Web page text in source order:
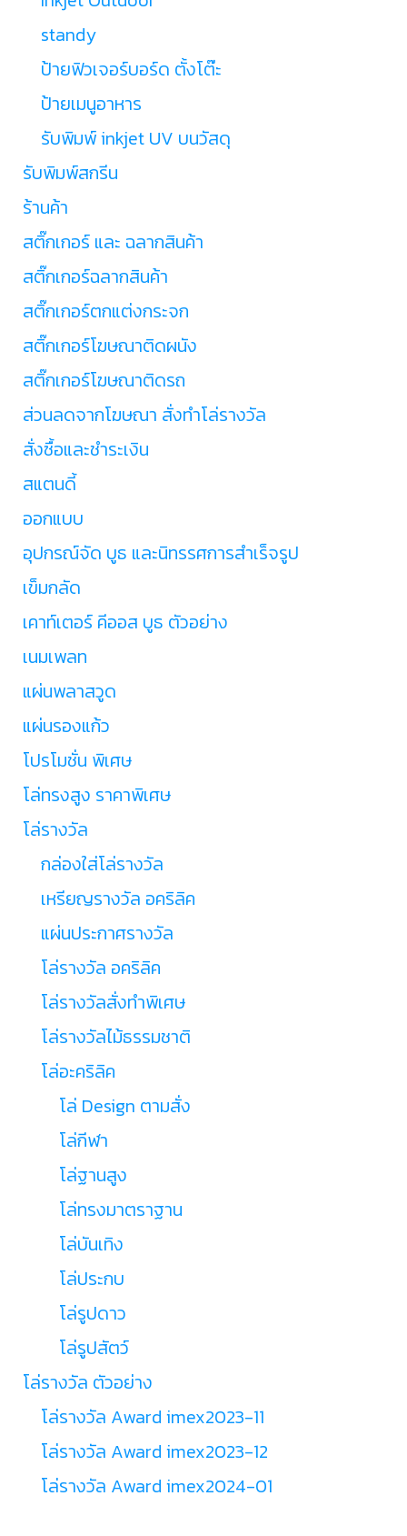
standy
ป้ายฟิวเจอร์บอร์ด ตั้งโต๊ะ
ป้ายเมนูอาหาร
รับพิมพ์ inkjet UV บนวัสดุ
รับพิมพ์สกรีน
ร้านค้า
สติ๊กเกอร์ และ ฉลากสินค้า
สติ๊กเกอร์ฉลากสินค้า
สติ๊กเกอร์ตกแต่งกระจก
สติ๊กเกอร์โฆษณาติดผนัง
สติ๊กเกอร์โฆษณาติดรถ
ส่วนลดจากโฆษณา สั่งทำโล่รางวัล
สั่งซื้อและชำระเงิน
สแตนดี้
ออกแบบ
อุปกรณ์จัด บูธ และนิทรรศการสำเร็จรูป
เข็มกลัด
เคาท์เตอร์ คีออส บูธ ตัวอย่าง
เนมเพลท
แผ่นพลาสวูด
แผ่นรองแก้ว
โปรโมชั่น พิเศษ
โล่ทรงสูง ราคาพิเศษ
โล่รางวัล
กล่องใส่โล่รางวัล
เหรียญรางวัล อคริลิค
แผ่นประกาศรางวัล
โล่รางวัล อคริลิค
โล่รางวัลสั่งทำพิเศษ
โล่รางวัลไม้ธรรมชาติ
โล่อะคริลิค
โล่ Design ตามสั่ง
โล่กีฬา
โล่ฐานสูง
โล่ทรงมาตราฐาน
โล่บันเทิง
โล่ประกบ
โล่รูปดาว
โล่รูปสัตว์
โล่รางวัล ตัวอย่าง
โล่รางวัล Award imex2023-11
โล่รางวัล Award imex2023-12
โล่รางวัล Award imex2024-01